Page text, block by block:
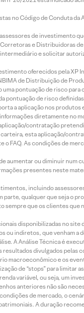
no Código de Conduta
de investimento
e Distribuidoras
e solicitar
oferecidos pela
de Distribuição de
pontuação de risco
de risco
a aplicação nos
diretamente no
contratação
esta aplicação/
FAQ. As condições de
ou diminuir num
presentes neste
incluindo
qualquer que seja o
que os clientes
disponibilizadas no site
ou indiretos, que venham
A Análise Técnica é
divulgados pelas
macroeconômico e os
de “stops” para limitar
variável, ou seja, um
anteriores não são
de mercado, o
A duração